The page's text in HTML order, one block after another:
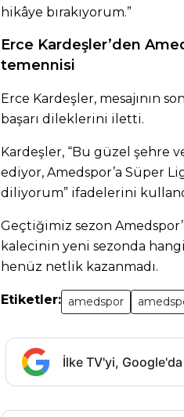
hikâye bırakıyorum.”
Erce Kardeşler’den
temennisi
Erce Kardeşler, mesajının
başarı dileklerini iletti.
Kardeşler, “Bu güzel şehre
ediyor, Amedspor’a Süper
diliyorum” ifadelerini
Geçtiğimiz sezon
kalecinin yeni sezonda
henüz netlik kazanmadı.
Etiketler: amedspor
İlke TV'yi,